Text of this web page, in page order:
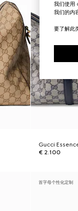
Gucci
€ 2.100
首字母个性化定制
我们使用
我们的内
要了解此